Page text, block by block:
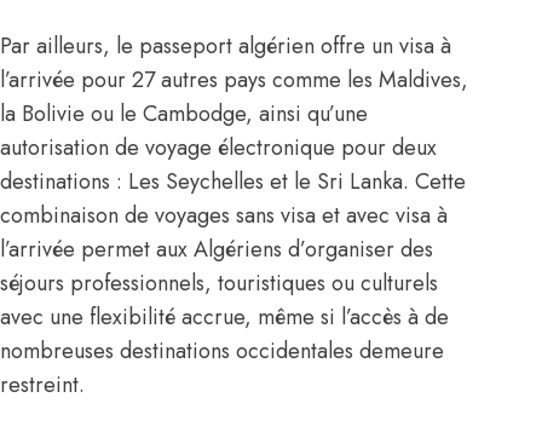
Par ailleurs, le passeport algérien offre un visa à
l’arrivée pour 27 autres pays comme les Maldives,
la Bolivie ou le Cambodge, ainsi qu’une
autorisation de voyage électronique pour deux
destinations : Les Seychelles et le Sri Lanka. Cette
combinaison de voyages sans visa et avec visa à
l’arrivée permet auxAlgériens d’organiser des
séjours professionnels, touristiques ou culturels
avec une flexibilité accrue, même si l’accès à de
nombreuses destinations occidentales demeure
restreint.